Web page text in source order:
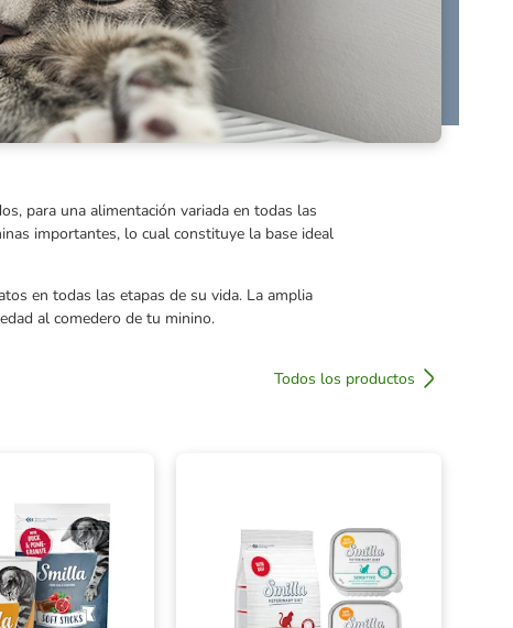
para una alimentación variada en todas las
importantes, lo cual constituye la base ideal
en todas las etapas de su vida. La amplia
al comedero de tu minino.
Todos los productos